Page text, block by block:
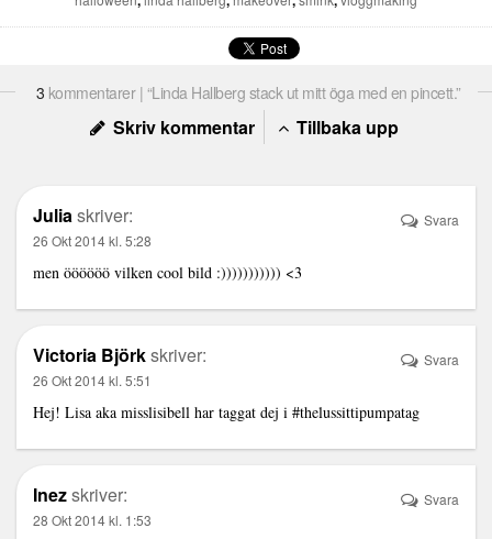
3 kommentarer | “Linda Hallberg stack ut mitt öga med en pincett.”
Skriv kommentar Tillbaka upp
Julia skriver:
26 Okt 2014 kl. 5:28
men öööööö vilken cool bild :))))))))))) <3
Svara
Victoria Björkskriver:
26 Okt 2014 kl. 5:51
Hej! Lisa aka misslisibell har taggat dej i #thelussittipumpatag
Svara
Inezskriver:
28 Okt 2014 kl. 1:53
Svara